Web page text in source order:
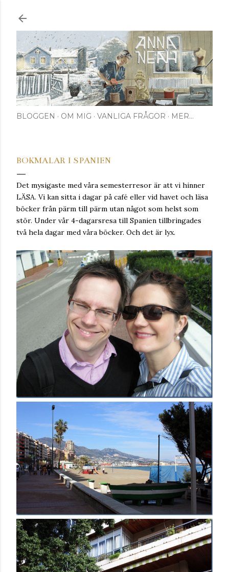
BLOGGEN OM MIG VANLIGA FRÅGOR MER…
BOKMALAR I SPANIEN
Det mysigaste med våra semesterresor är att vi hinner
LÄSA. Vi kan sitta i dagar på café eller vid havet och läsa
böcker från pärm till pärm utan något som helst som
stör. Under vår 4-dagarsresa till Spanien tillbringades
två hela dagar med våra böcker. Och det är lyx.